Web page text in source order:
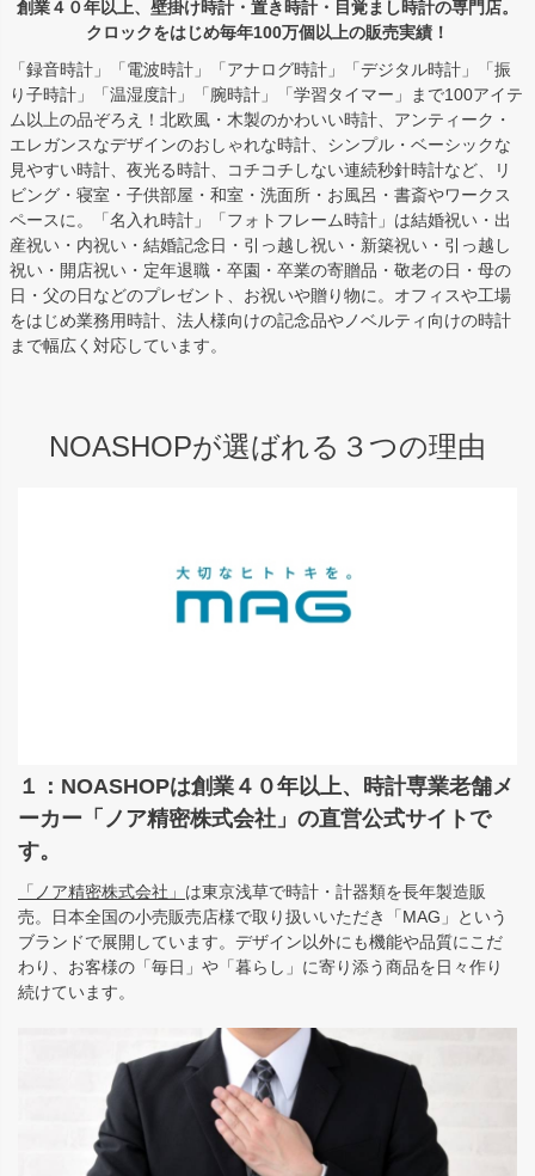
創業４０年以上、壁掛け時計・置き時計・目覚まし時計の専門店。
クロックをはじめ毎年100万個以上の販売実績！
「録音時計」「電波時計」「アナログ時計」「デジタル時計」「振
り子時計」「温湿度計」「腕時計」「学習タイマー」まで100アイテ
ム以上の品ぞろえ！北欧風・木製のかわいい時計、アンティーク・
エレガンスなデザインのおしゃれな時計、シンプル・ベーシックな
見やすい時計、夜光る時計、コチコチしない連続秒針時計など、リ
ビング・寝室・子供部屋・和室・洗面所・お風呂・書斎やワークス
ペースに。「名入れ時計」「フォトフレーム時計」は結婚祝い・出
産祝い・内祝い・結婚記念日・引っ越し祝い・新築祝い・引っ越し
祝い・開店祝い・定年退職・卒園・卒業の寄贈品・敬老の日・母の
日・父の日などのプレゼント、お祝いや贈り物に。オフィスや工場
をはじめ業務用時計、法人様向けの記念品やノベルティ向けの時計
まで幅広く対応しています。
NOASHOPが選ばれる３つの理由
１：NOASHOPは創業４０年以上、時計専業老舗メ
ーカー「ノア精密株式会社」の直営公式サイトで
す。
「ノア精密株式会社」 は東京浅草で時計・計器類を長年製造販
売。日本全国の小売販売店様で取り扱いいただき「MAG」という
ブランドで展開しています。デザイン以外にも機能や品質にこだ
わり、お客様の「毎日」や「暮らし」に寄り添う商品を日々作り
続けています。